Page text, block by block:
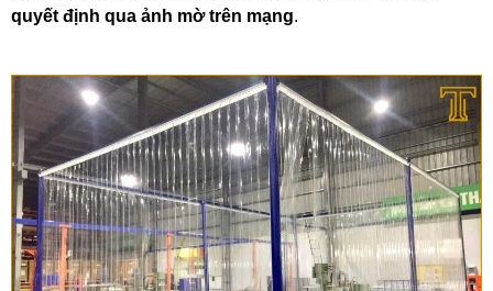
quyết định qua ảnh mờ trên mạng.